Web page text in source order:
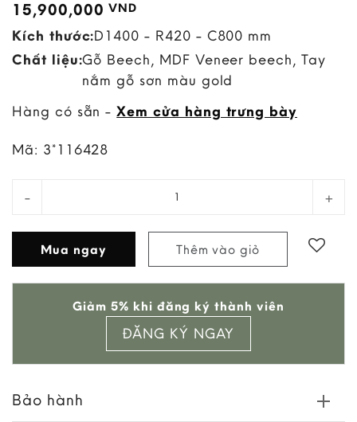
15,900,000VND
Kích thước:D1400 - R420 - C800 mm
Chất liệu:Gỗ Beech, MDF Veneer beech, Tay
nắm gỗ sơn màu gold
Hàng có sẵn -Xem cửa hàng trưng bày
Mã: 3*116428
Mua ngay Thêm vào giỏ
wishlist
Giảm 5% khi đăng ký thành viên
ĐĂNG KÝ NGAY
Bảo hành